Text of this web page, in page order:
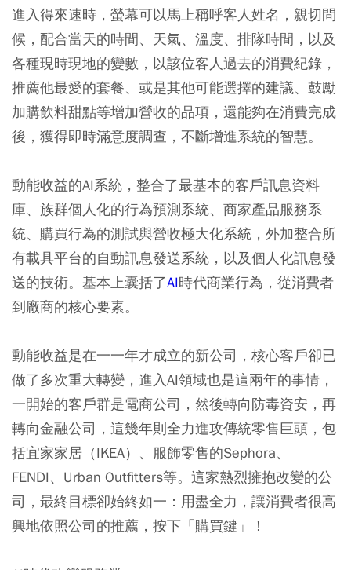
進入得來速時，螢幕可以馬上稱呼客人姓名，親切問
候，配合當天的時間、天氣、溫度、排隊時間，以及
各種現時現地的變數，以該位客人過去的消費紀錄，
推薦他最愛的套餐、或是其他可能選擇的建議、鼓勵
加購飲料甜點等增加營收的品項，還能夠在消費完成
後，獲得即時滿意度調查，不斷增進系統的智慧。
動能收益的AI系統，整合了最基本的客戶訊息資料
庫、族群個人化的行為預測系統、商家產品服務系
統、購買行為的測試與營收極大化系統，外加整合所
有載具平台的自動訊息發送系統，以及個人化訊息發
送的技術。基本上囊括了AI時代商業行為，從消費者
到廠商的核心要素。
動能收益是在一一年才成立的新公司，核心客戶卻已
做了多次重大轉變，進入AI領域也是這兩年的事情，
一開始的客戶群是電商公司，然後轉向防毒資安，再
轉向金融公司，這幾年則全力進攻傳統零售巨頭，包
括宜家家居（IKEA）、服飾零售的Sephora、
FENDI、Urban Outfitters等。這家熱烈擁抱改變的公
司，最終目標卻始終如一：用盡全力，讓消費者很高
興地依照公司的推薦，按下「購買鍵」！